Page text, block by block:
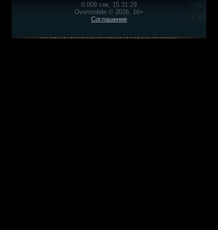
0.009 сек, 15:31:29
Overmobile © 2026, 16+
Соглашение